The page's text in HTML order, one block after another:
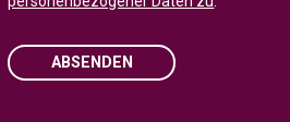
ABSENDEN